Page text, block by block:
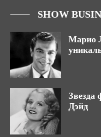
SHOW
Марио
Звезда
Дэйд